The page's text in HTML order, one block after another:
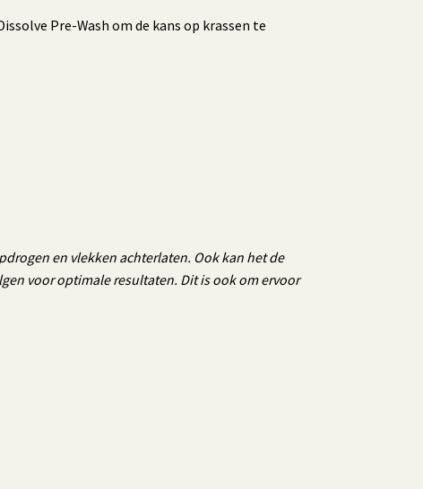
Pre-Wash om de kans op krassen te
en vlekken achterlaten. Ook kan het de
voor optimale resultaten. Dit is ook om ervoor